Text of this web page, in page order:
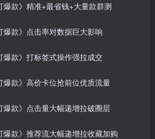
爆款》精准+最省钱+大量款群测
爆款》点击率对数据巨大影响
爆款》打标签式操作强拉成交
爆款》高价卡位抢前位优质流量
爆款》点击量大幅递增拉破圈层
爆款》推荐流大幅递增拉收藏加购